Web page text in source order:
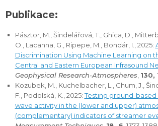
Publikace:
Pásztor, M., Šindelářová, T., Ghica, D.,
O., Lacanna, G., Ripepe, M., Bondár, I., 2025:
Discrimination Using Machine Learning on
Central and Eastern European Infrasound
Geophysical Research-Atmospheres 130,
Kozubek, M., Kuchelbacher, L., Chum, J.,
F., Podolská, K., 2025:Testing ground-
wave activity in the (lower and upper)
(complementary) indicators of streamer